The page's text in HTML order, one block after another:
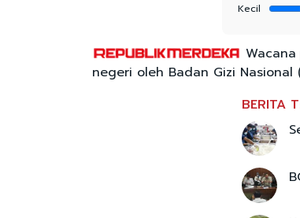
Kecil
negeri oleh Badan Gizi Nasional
BERITA